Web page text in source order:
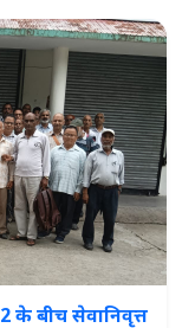
के बीच सेवानिवृत्त